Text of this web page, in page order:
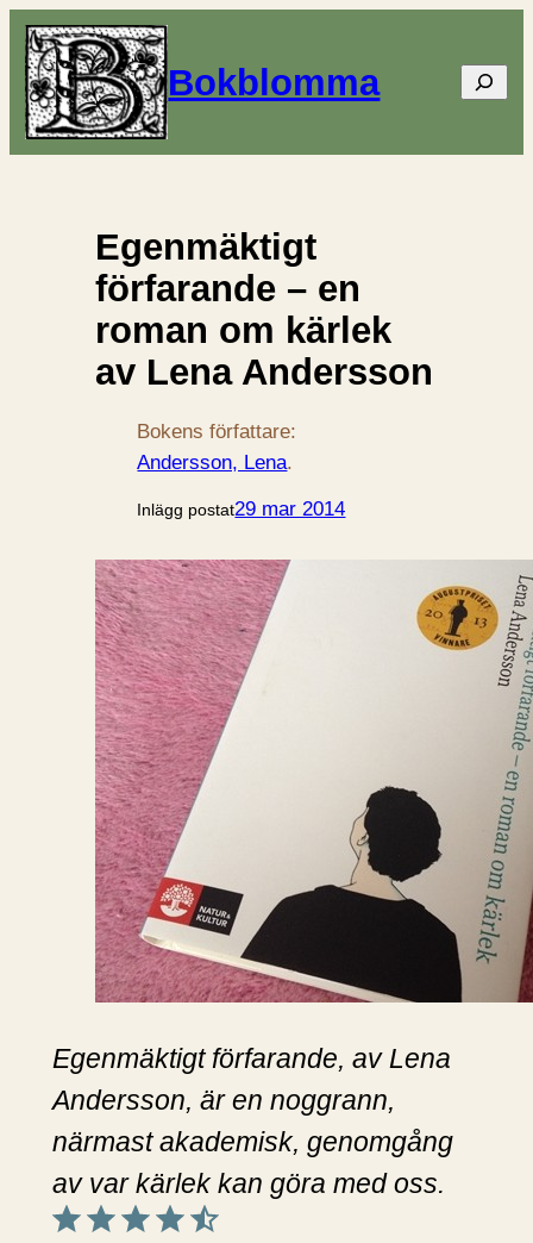
Bokblomma Sök
Egenmäktigt
förfarande – en
roman om kärlek
av Lena Andersson
Bokens författare:
Andersson, Lena.
Inlägg postat29 mar 2014
Egenmäktigt förfarande, av Lena
Andersson, är en noggrann,
närmast akademisk, genomgång
av var kärlek kan göra med oss.